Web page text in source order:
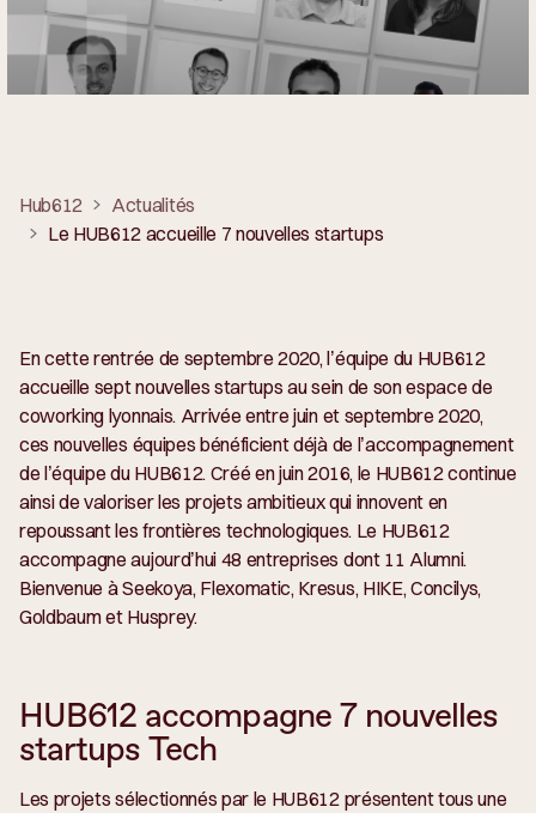
Hub612
Actualités
Le HUB612 accueille 7 nouvelles startups
En cette rentrée de septembre 2020, l’équipe du HUB612
accueille sept nouvelles startups au sein de son espace de
coworking lyonnais. Arrivée entre juin et septembre 2020,
ces nouvelles équipes bénéficient déjà de l’accompagnement
de l’équipe du HUB612. Créé en juin 2016, le HUB612 continue
ainsi de valoriser les projets ambitieux qui innovent en
repoussant les frontières technologiques. Le HUB612
accompagne aujourd’hui 48 entreprises dont 11 Alumni.
Bienvenue à Seekoya, Flexomatic, Kresus, HIKE, Concilys,
Goldbaum et Husprey.
HUB612 accompagne 7 nouvelles
startups Tech
Les projets sélectionnés par le HUB612 présentent tous une